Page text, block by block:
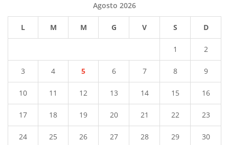
Agosto 2026
L M M G V S D
1 2
3 4 5 6 7 8 9
10 11 12 13 14 15 16
17 18 19 20 21 22 23
24 25 26 27 28 29 30